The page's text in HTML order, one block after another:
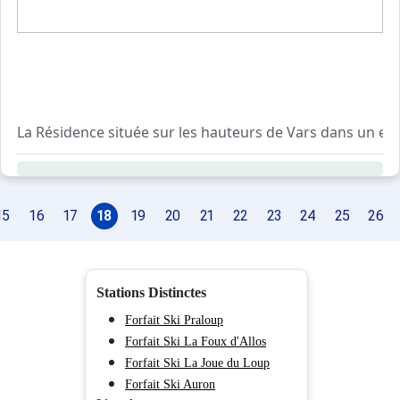
La Résidence située sur les hauteurs de Vars dans un
Le + de cette résidence est son espace bien être
- entrée avec placard
- Une kitchenette avec lave vaisselle
- une salle de bains et wc séparés
L'accès à cet appartement se fait par des escaliers.
Imaginez votre séjour dans cet appartement de
16 17 18 19 20 21 22 23 24 25 26
Stations Distinctes
Forfait Ski Praloup
Forfait Ski La Foux d'Allos
Forfait Ski La Joue du Loup
Forfait Ski Auron